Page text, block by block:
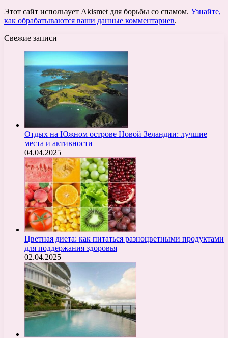
Этот сайт использует Akismet для борьбы со спамом. Узнайте,
как обрабатываются ваши данные комментариев.
Свежие записи
Отдых на Южном острове Новой Зеландии: лучшие
места и активности
04.04.2025
Цветная диета: как питаться разноцветными продуктами
для поддержания здоровья
02.04.2025